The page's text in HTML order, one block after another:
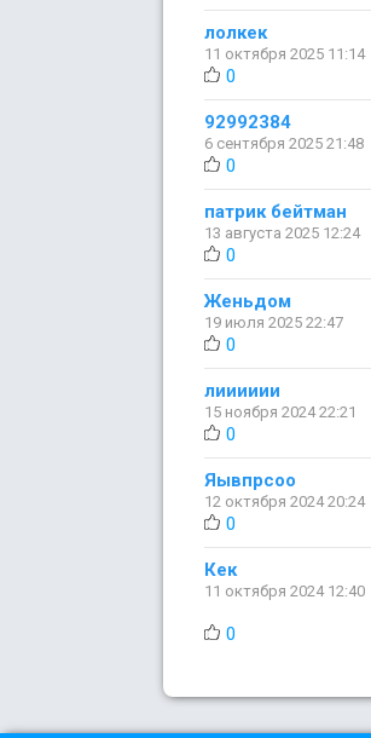
лолкек
11 октября 2025 11:14
0
92992384
6 сентября 2025 21:48
0
патрик бейтман
13 августа 2025 12:24
0
Женьдом
19 июля 2025 22:47
0
лииииии
15 ноября 2024 22:21
0
Яывпрсоо
12 октября 2024 20:24
0
Кек
11 октября 2024 12:40
0